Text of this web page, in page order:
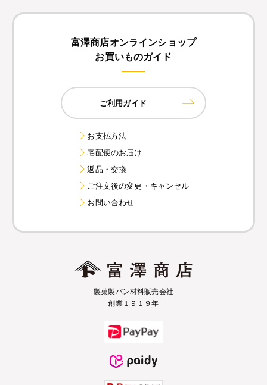
富澤商店オンラインショップ
お買いものガイド
ご利用ガイド
お支払方法
宅配便のお届け
返品・交換
ご注文後の変更・キャンセル
お問い合わせ
製菓製パン材料販売会社
創業１９１９年